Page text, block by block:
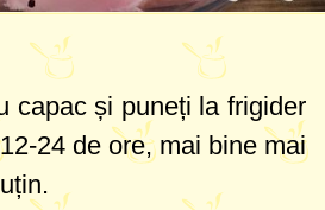
capac și puneți la frigider
24 de ore, mai bine mai